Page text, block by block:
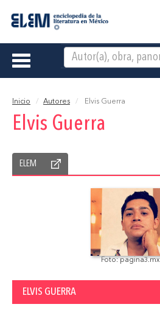
Toggle
Inicio Autores Elvis Guerra
Elvis Guerra
ELEM
Foto: pagina3.mx
ELVIS GUERRA